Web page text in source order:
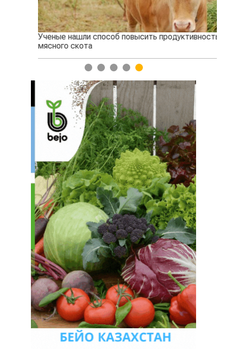
Ученые нашли способ повысить продуктивность
мясного скота
1 2 3 4 5